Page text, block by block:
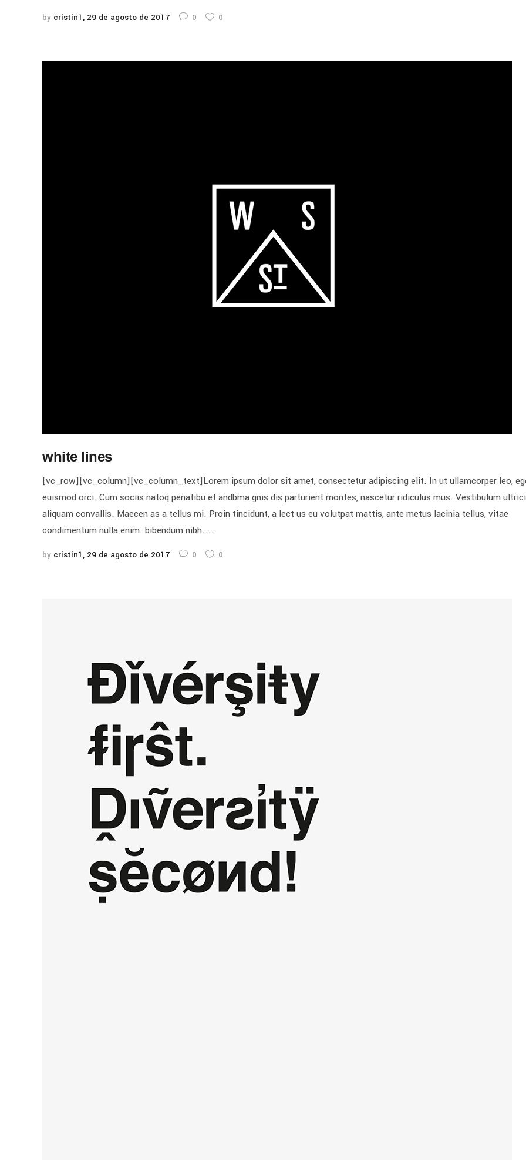
by cristin1 29 de agosto de 2017 0 0
white lines
[vc_row][vc_column][vc_column_text]Lorem ipsum dolor sit amet, consectetur adipiscing elit. In ut ullamcorper leo,
euismod orci. Cum sociis natoq penatibu et andbma gnis dis parturient montes, nascetur ridiculus mus. Vestibulum
aliquam convallis. Maecen as a tellus mi. Proin tincidunt, a lect us eu volutpat mattis, ante metus lacinia tellus, vitae
condimentum nulla enim. bibendum nibh....
by cristin1 29 de agosto de 2017 0 0